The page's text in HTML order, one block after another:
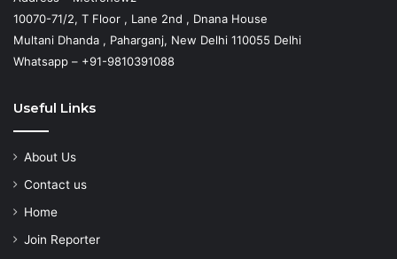
10070-71/2, T Floor , Lane 2nd , Dnana House
Multani Dhanda , Paharganj, New Delhi 110055 Delhi
Whatsapp – +91-9810391088
Useful Links
About Us
Contact us
Home
Join Reporter